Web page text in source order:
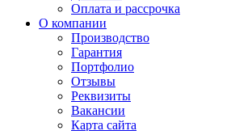
Оплата и рассрочка
О компании
Производство
Гарантия
Портфолио
Отзывы
Реквизиты
Вакансии
Карта сайта